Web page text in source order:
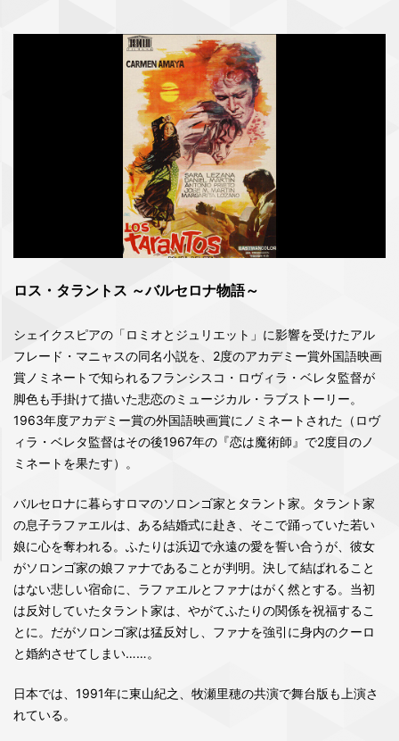
ロス・タラントス ～バルセロナ物語～
シェイクスピアの「ロミオとジュリエット」に影響を受けたアル
フレード・マニャスの同名小説を、2度のアカデミー賞外国語映画
賞ノミネートで知られるフランシスコ・ロヴィラ・ベレタ監督が
脚色も手掛けて描いた悲恋のミュージカル・ラブストーリー。
1963年度アカデミー賞の外国語映画賞にノミネートされた（ロヴ
ィラ・ベレタ監督はその後1967年の『恋は魔術師』で2度目のノ
ミネートを果たす）。
バルセロナに暮らすロマのソロンゴ家とタラント家。タラント家
の息子ラファエルは、ある結婚式に赴き、そこで踊っていた若い
娘に心を奪われる。ふたりは浜辺で永遠の愛を誓い合うが、彼女
がソロンゴ家の娘ファナであることが判明。決して結ばれること
はない悲しい宿命に、ラファエルとファナはがく然とする。当初
は反対していたタラント家は、やがてふたりの関係を祝福するこ
とに。だがソロンゴ家は猛反対し、ファナを強引に身内のクーロ
と婚約させてしまい……。
日本では、1991年に東山紀之、牧瀬里穂の共演で舞台版も上演さ
れている。